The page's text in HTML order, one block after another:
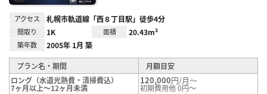
アクセス 札幌市軌道線「西８丁目駅」徒歩4分
間取り 1K 面積 20.43m²
築年数 2005年 1月 築
プラン名・期間
月額目安
ロング（水道光熱費・清掃費込）
7ヶ月以上～12ヶ月未満
120,000円/月～
初期費用他 0円～